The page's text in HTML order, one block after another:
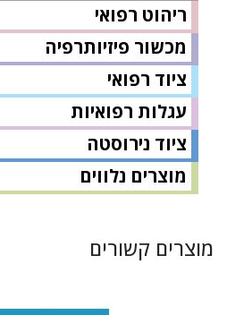
ריהוט רפואי
מכשור פיזיותרפיה
ציוד רפואי
עגלות רפואיות
ציוד נירוסטה
מוצרים נלווים
מוצרים קשורים